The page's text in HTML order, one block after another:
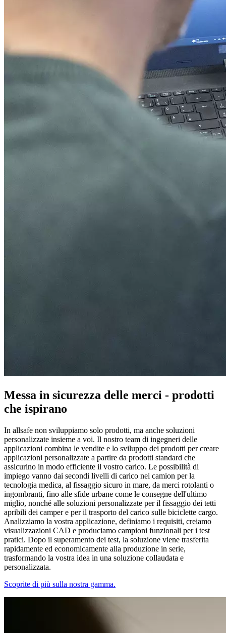
Messa in sicurezza delle merci - prodotti
che ispirano
In allsafe non sviluppiamo solo prodotti, ma anche soluzioni
personalizzate insieme a voi. Il nostro team di ingegneri delle
applicazioni combina le vendite e lo sviluppo dei prodotti per creare
applicazioni personalizzate a partire da prodotti standard che
assicurino in modo efficiente il vostro carico. Le possibilità di
impiego vanno dai secondi livelli di carico nei camion per la
tecnologia medica, al fissaggio sicuro in mare, da merci rotolanti o
ingombranti, fino alle sfide urbane come le consegne dell'ultimo
miglio, nonché alle soluzioni personalizzate per il fissaggio dei tetti
apribili dei camper e per il trasporto del carico sulle biciclette cargo.
Analizziamo la vostra applicazione, definiamo i requisiti, creiamo
visualizzazioni CAD e produciamo campioni funzionali per i test
pratici. Dopo il superamento dei test, la soluzione viene trasferita
rapidamente ed economicamente alla produzione in serie,
trasformando la vostra idea in una soluzione collaudata e
personalizzata.
Scoprite di più sulla nostra gamma.